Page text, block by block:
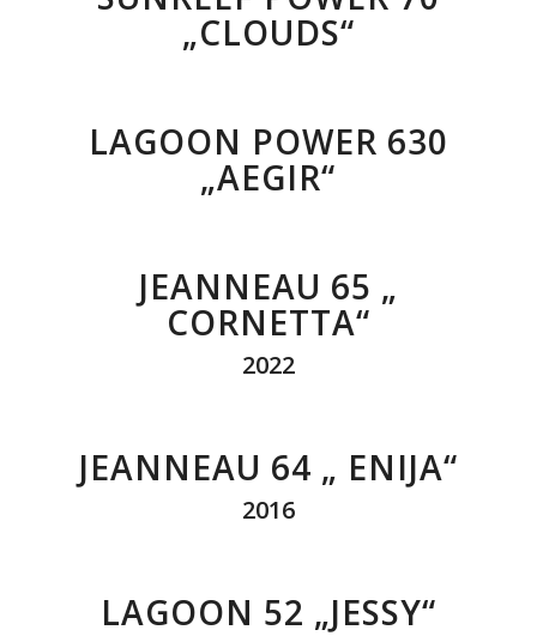
„CLOUDS“
LAGOON POWER 630
„AEGIR“
JEANNEAU 65 „
CORNETTA“
2022
JEANNEAU 64 „ ENIJA“
2016
LAGOON 52 „JESSY“